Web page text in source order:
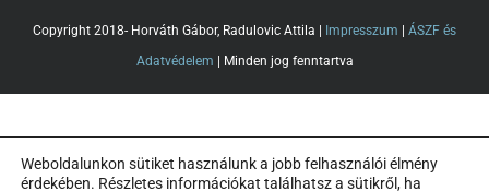
Copyright 2018- Horváth Gábor, Radulovic Attila | Impresszum | ÁSZF és
Adatvédelem | Minden jog fenntartva
Weboldalunkon sütiket használunk a jobb felhasználói élmény
érdekében. Részletes információkat találhatsz a sütikről, ha